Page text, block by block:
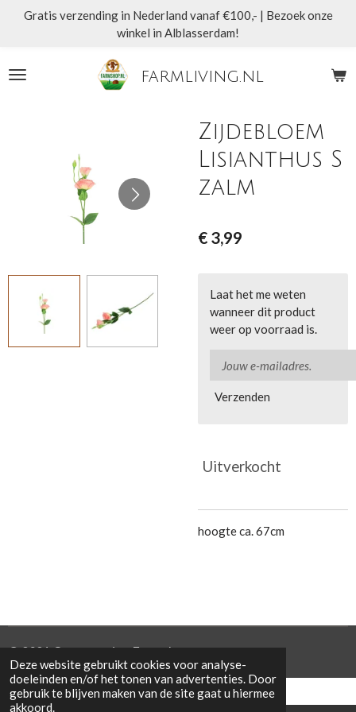
Deze website gebruikt cookies voor analyse-
doeleinden en/of het tonen van advertenties. Door
gebruik te blijven maken van de site gaat u hiermee
akkoord.
de
farmliving.nl
Gratis verzending in Nederland vanaf €100,- | Bezoek onze
winkel in Alblasserdam!
Zijdebloem
Lisianthus S
zalm
€ 3,99
Laat het me weten
wanneer dit product
weer op voorraad is.
Verzenden
Uitverkocht
hoogte ca. 67cm
© 2021 Cowporation Farmshop